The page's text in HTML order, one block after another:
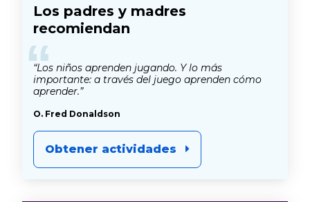
Los padres y madres
recomiendan
“
“Los niños aprenden jugando. Y lo más
importante: a través del juego aprenden cómo
aprender.”
O. Fred Donaldson
Obtener actividades